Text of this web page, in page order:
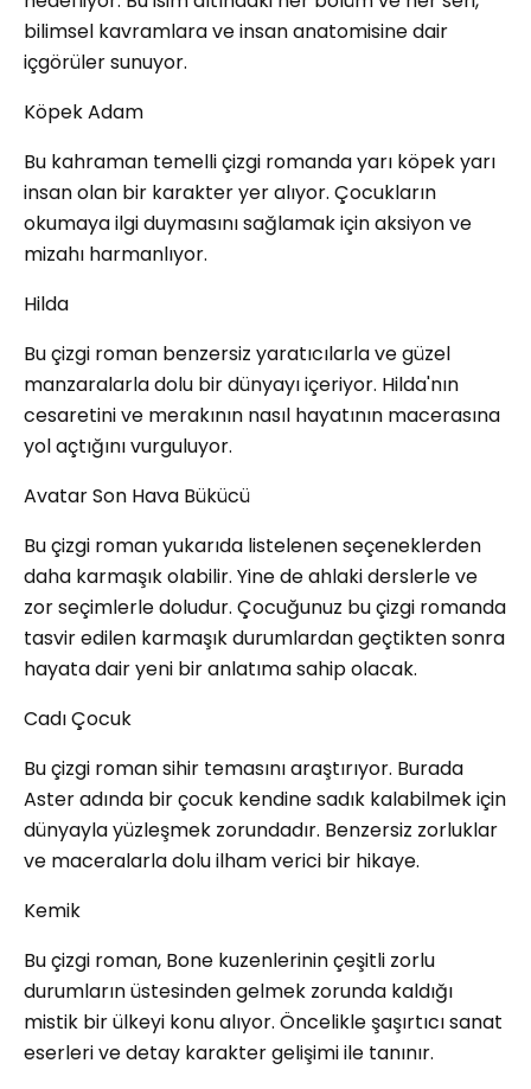
bilimsel kavramlara ve insan anatomisine dair
içgörüler sunuyor.
Köpek Adam
Bu kahraman temelli çizgi romanda yarı köpek yarı
insan olan bir karakter yer alıyor. Çocukların
okumaya ilgi duymasını sağlamak için aksiyon ve
mizahı harmanlıyor.
Hilda
Bu çizgi roman benzersiz yaratıcılarla ve güzel
manzaralarla dolu bir dünyayı içeriyor. Hilda'nın
cesaretini ve merakının nasıl hayatının macerasına
yol açtığını vurguluyor.
Avatar Son Hava Bükücü
Bu çizgi roman yukarıda listelenen seçeneklerden
daha karmaşık olabilir. Yine de ahlaki derslerle ve
zor seçimlerle doludur. Çocuğunuz bu çizgi romanda
tasvir edilen karmaşık durumlardan geçtikten sonra
hayata dair yeni bir anlatıma sahip olacak.
Cadı Çocuk
Bu çizgi roman sihir temasını araştırıyor. Burada
Aster adında bir çocuk kendine sadık kalabilmek için
dünyayla yüzleşmek zorundadır. Benzersiz zorluklar
ve maceralarla dolu ilham verici bir hikaye.
Kemik
Bu çizgi roman, Bone kuzenlerinin çeşitli zorlu
durumların üstesinden gelmek zorunda kaldığı
mistik bir ülkeyi konu alıyor. Öncelikle şaşırtıcı sanat
eserleri ve detay karakter gelişimi ile tanınır.